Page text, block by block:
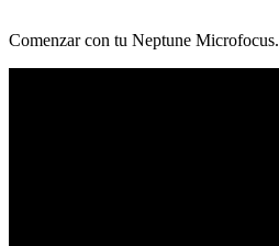
Comenzar con tu Neptune Microfocus.